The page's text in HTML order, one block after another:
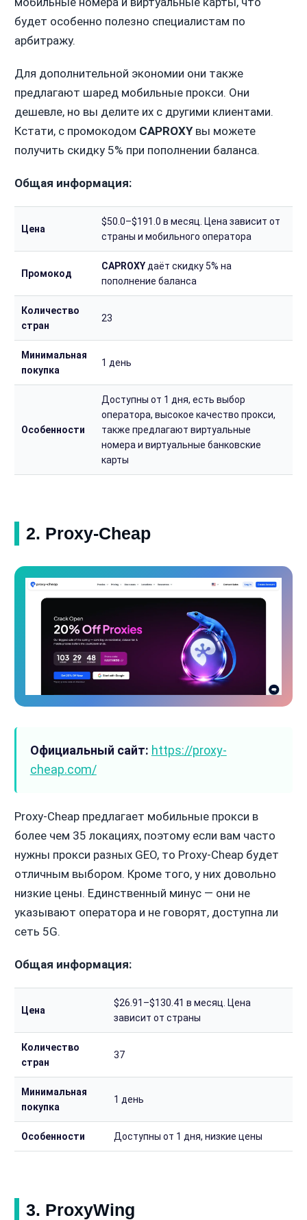
будет особенно полезно специалистам по
арбитражу.
Для дополнительной экономии они также
предлагают шаред мобильные прокси. Они
дешевле, но вы делите их с другими клиентами.
Кстати, с промокодом CAPROXYвы можете
получить скидку 5% при пополнении баланса.
Общая информация:
Цена
$50.0–$191.0 в месяц. Цена зависит от
страны и мобильного оператора
Промокод
CAPROXYдаёт скидку 5% на
пополнение баланса
Количество
стран
23
Минимальная
покупка
1 день
Особенности
Доступны от 1 дня, есть выбор
оператора, высокое качество прокси,
также предлагают виртуальные
номера и виртуальные банковские
карты
2. Proxy-Cheap
Официальный сайт: https://proxy-
cheap.com/
Proxy-Cheap предлагает мобильные прокси в
более чем 35 локациях, поэтому если вам часто
нужны прокси разных GEO, то Proxy-Cheap будет
отличным выбором. Кроме того, у них довольно
низкие цены. Единственный минус — они не
указывают оператора и не говорят, доступна ли
сеть 5G.
Общая информация:
Цена
$26.91–$130.41 в месяц. Цена
зависит от страны
Количество
стран
37
Минимальная
покупка
1 день
Особенности Доступны от 1 дня, низкие цены
3. ProxyWing